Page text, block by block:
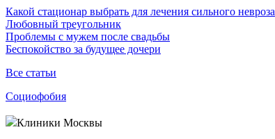
Какой стационар выбрать для лечения сильного невроза
Любовный треугольник
Проблемы с мужем после свадьбы
Беспокойство за будущее дочери
Все статьи
Социофобия
Клиники Москвы